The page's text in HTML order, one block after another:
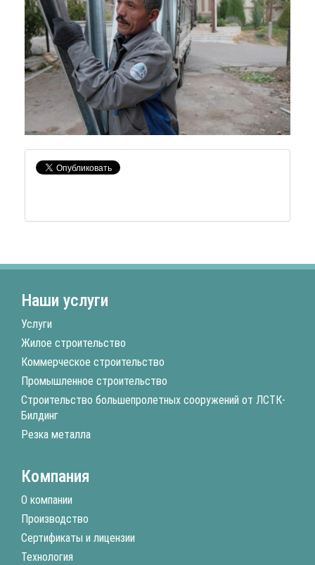
Наши услуги
Услуги
Жилое строительство
Коммерческое строительство
Промышленное строительство
Строительство большепролетных сооружений от ЛСТК-
Билдинг
Резка металла
Компания
О компании
Производство
Сертификаты и лицензии
Технология